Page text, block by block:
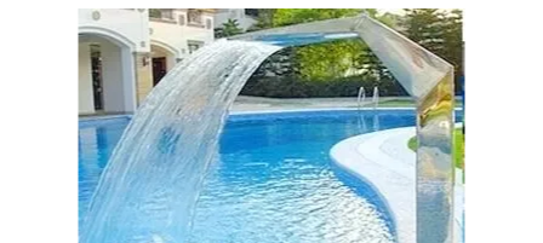
আবেদন
NEWS